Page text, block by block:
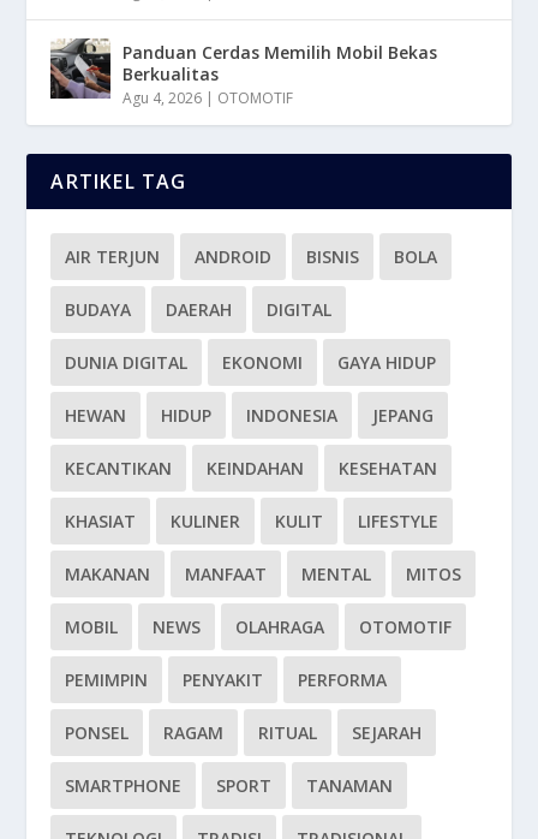
Panduan Cerdas Memilih Mobil Bekas
Berkualitas
Agu 4, 2026 | OTOMOTIF
ARTIKEL TAG
AIR TERJUN ANDROID BISNIS BOLA
BUDAYA DAERAH DIGITAL
DUNIA DIGITAL EKONOMI GAYA HIDUP
HEWAN HIDUP INDONESIA JEPANG
KECANTIKAN KEINDAHAN KESEHATAN
KHASIAT KULINER KULIT LIFESTYLE
MAKANAN MANFAAT MENTAL MITOS
MOBIL NEWS OLAHRAGA OTOMOTIF
PEMIMPIN PENYAKIT PERFORMA
PONSEL RAGAM RITUAL SEJARAH
SMARTPHONE SPORT TANAMAN